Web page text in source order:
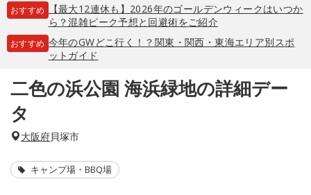
おすすめ
【最大12連休も】2026年のゴールデンウィークはいつか
ら？混雑ピーク予想と回避術をご紹介
おすすめ 今年のGWどこ行く！？関東・関西・東海エリア別スポ
ットガイド
二色の浜公園 海浜緑地の詳細デー
タ
大阪府貝塚市
キャンプ場・BBQ場